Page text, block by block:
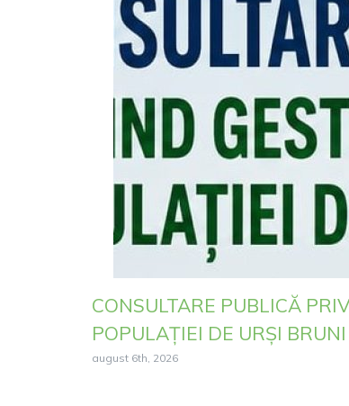
CONSULTARE PUBLICĂ
POPULAȚIEI DE URȘI BRUNI
august 6th, 2026